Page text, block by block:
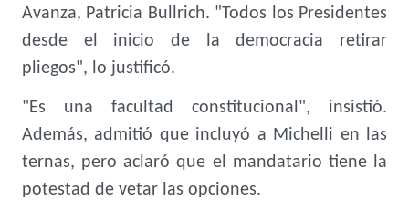
Avanza, Patricia Bullrich. "Todos los Presidentes
desde el inicio de la democracia retirar
pliegos", lo justificó.
"Es una facultad constitucional", insistió.
Además, admitió que incluyó a Michelli en las
ternas, pero aclaró que el mandatario tiene la
potestad de vetar las opciones.